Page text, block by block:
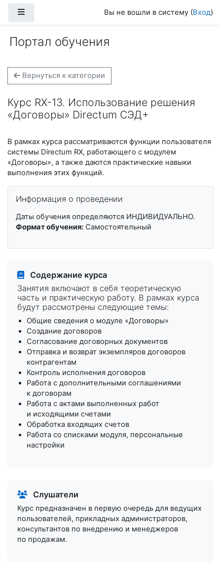
Вы не вошли в систему (Вход)
Портал обучения
Вернуться к категории
Курс RX-13. Использование решения
«Договоры» Directum СЭД+
В рамках курса рассматриваются функции пользователя
системы Directum RX, работающего с модулем
«Договоры», а также даются практические навыки
выполнения этих функций.
Информация о проведении
Даты обучения определяются ИНДИВИДУАЛЬНО.
Формат обучения: Самостоятельный
Содержание курса
Занятия включают в себя теоретическую
часть и практическую работу. В рамках курса
будут рассмотрены следующие темы:
Общие сведения о модуле «Договоры»
Создание договоров
Согласование договорных документов
Отправка и возврат экземпляров договоров
контрагентам
Контроль исполнения договоров
Работа с дополнительными соглашениями
к договорам
Работа с актами выполненных работ
и исходящими счетами
Обработка входящих счетов
Работа со списками модуля, персональные
настройки
Слушатели
Курс предназначен в первую очередь для ведущих
пользователей, прикладных администраторов,
консультантов по внедрению и менеджеров
по продажам.